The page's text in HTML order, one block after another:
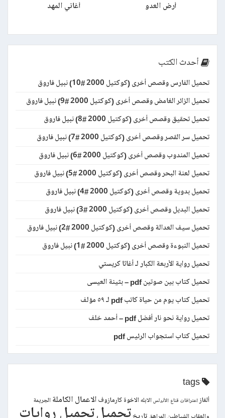
أرض العدو أغاني المهد
أحدث الكتب
تحميل الفارس وقصص أخرى (كوكتيل 2000 #10) نبيل فاروق
تحميل الزائر الغامض وقصص أخرى (كوكتيل 2000 #9) نبيل فاروق
تحميل تحقيق وقصص أخرى (كوكتيل 2000 #8) نبيل فاروق
تحميل سر القصر وقصص أخرى (كوكتيل 2000 #7) نبيل فاروق
تحميل المندوب وقصص أخرى (كوكتيل 2000 #6) نبيل فاروق
تحميل لعنة البحر وقصص أخرى (كوكتيل 2000 #5) نبيل فاروق
تحميل بدوية وقصص أخرى (كوكتيل 2000 #4) نبيل فاروق
تحميل البديل وقصص أخرى (كوكتيل 2000 #3) نبيل فاروق
تحميل سيف العدالة وقصص أخرى (كوكتيل 2000 #2) نبيل فاروق
تحميل النبوءة وقصص أخرى (كوكتيل 2000 #1) نبيل فاروق
تحميل رواية الأربعة الكبار لـ أغاثا كريستي
تحميل كتاب بين صوتين pdf – بثينة العيسى
تحميل كتاب يوم من حياة كاتب pdf لـ ٥٩ مؤلف
تحميل رواية نحو نار أفضل pdf – أحمد خلف
تحميل كتاب استجواب الرئيس pdf
ألغاز اعترافات قناع الأندلس الابلهالاخوة كارمازوف الاعمال الكاملة الجريمة
تحميلتحميل روايات